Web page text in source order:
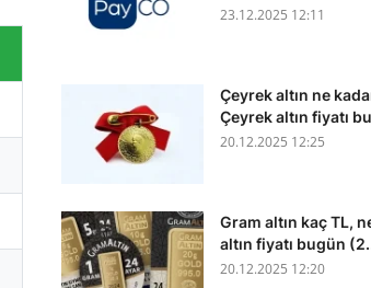
23.12.2025 12:11
Çeyrek altın ne
Çeyrek altın fiyatı
20.12.2025 12:25
Gram altın kaç TL,
altın fiyatı bugün
20.12.2025 12:20